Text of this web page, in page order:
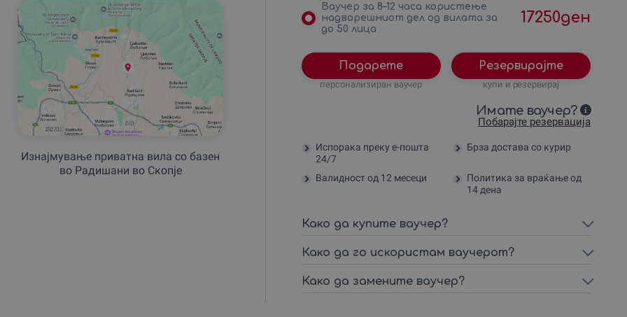
Изнајмување приватна вила со базен
во Радишани во Скопје
Ваучер за 8–12 часа користење
надворешниот дел од вилата за
до 50 лица
17250ден
Подарете
персонализиран ваучер
Резервирајте
купи и резервирај
Имате ваучер?
Побарајте резервација
Испорака преку е-пошта
24/7
Брза достава со курир
Валидност од 12 месеци
Политика за враќање од
14 дена
Како да купите ваучер?
Како да го искористам ваучерот?
Како да замените ваучер?